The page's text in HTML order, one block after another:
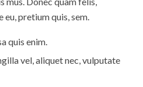
pretium quis, sem.
quis enim.
vel, aliquet nec, vulputate